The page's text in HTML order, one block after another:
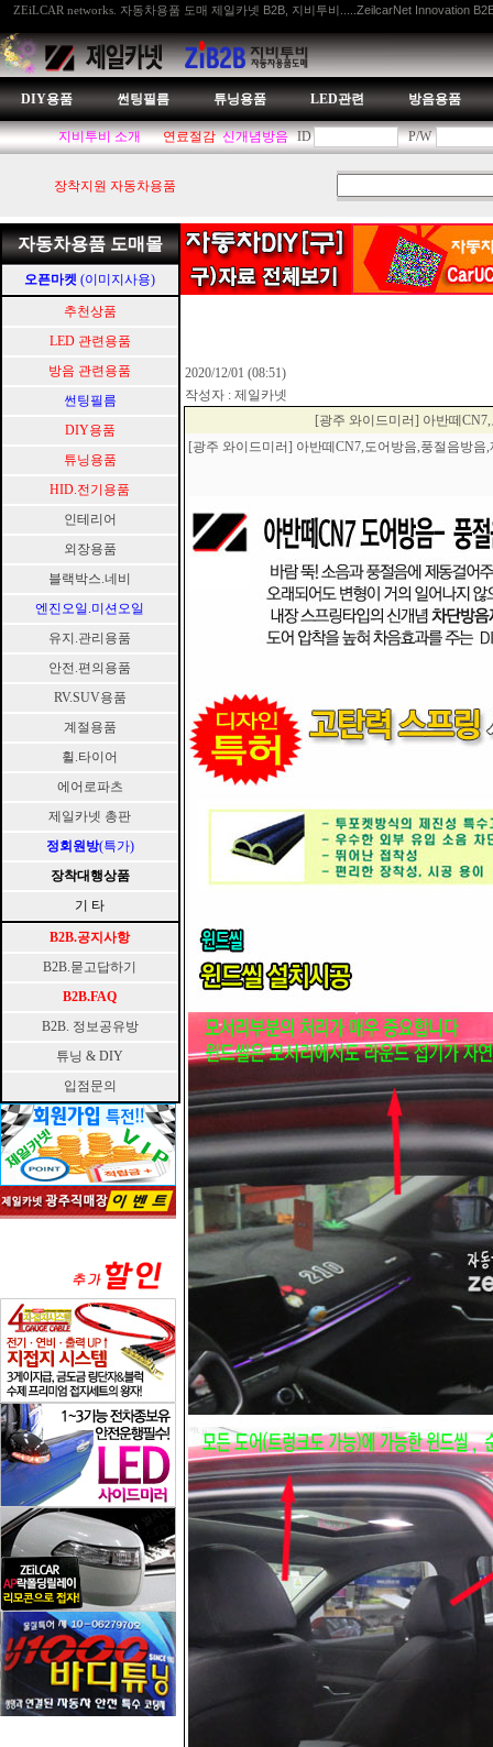
ZEiLCAR networks. 자동차용품 도매 제일카넷 B2B, 지비투비.....ZeilcarNet Innovation
DIY용품 썬팅필름 튜닝용품 LED관련 방음용품
지비투비 소개 연료절감 신개념방음 ID P/W
장착지원 자동차용품
자동차용품 도매몰
오픈마켓 (이미지사용)
추천상품
LED 관련용품
방음 관련용품
썬팅필름
DIY용품
튜닝용품
HID.전기용품
인테리어
외장용품
블랙박스.네비
엔진오일.미션오일
유지.관리용품
안전.편의용품
RV.SUV용품
계절용품
휠.타이어
에어로파츠
제일카넷 총판
정회원방(특가)
장착대행상품
기 타
B2B.공지사항
B2B.묻고답하기
B2B.FAQ
B2B. 정보공유방
튜닝 & DIY
입점문의
2020/12/01 (08:51)
작성자 : 제일카넷
[광주 와이드미러] 아반떼
[광주 와이드미러] 아반떼CN7,도어방음,풍절음방